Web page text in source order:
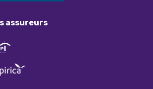
assureurs